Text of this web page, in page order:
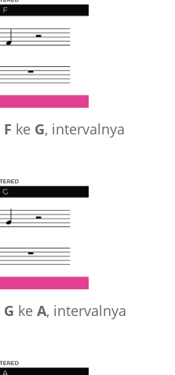
F ke G, intervalnya
G ke A, intervalnya